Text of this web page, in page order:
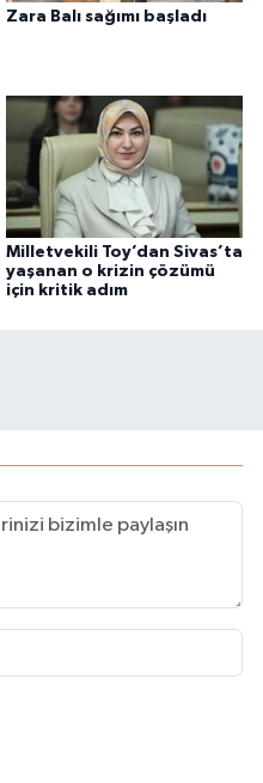
Zara Balı sağımı başladı
Milletvekili Toy’dan Sivas’ta
yaşanan o krizin çözümü
için kritik adım